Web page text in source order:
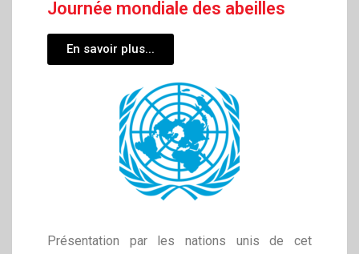
Journée mondiale des abeilles
En savoir plus...
Présentation par les nations unis de cet